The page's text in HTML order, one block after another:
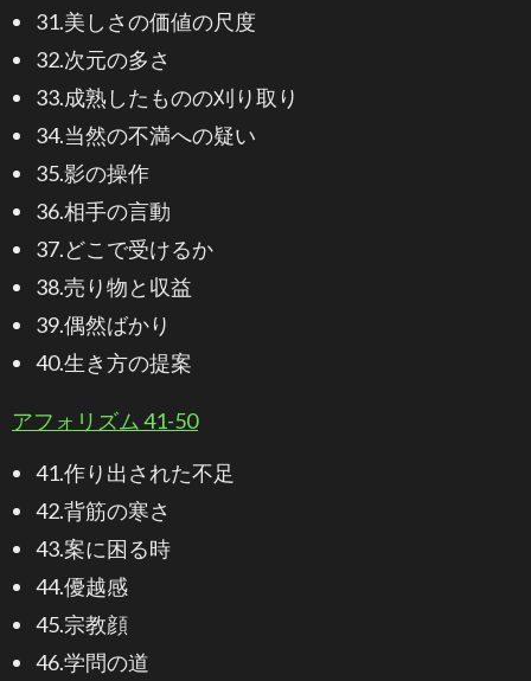
31.美しさの価値の尺度
32.次元の多さ
33.成熟したものの刈り取り
34.当然の不満への疑い
35.影の操作
36.相手の言動
37.どこで受けるか
38.売り物と収益
39.偶然ばかり
40.生き方の提案
アフォリズム 41-50
41.作り出された不足
42.背筋の寒さ
43.案に困る時
44.優越感
45.宗教顔
46.学問の道